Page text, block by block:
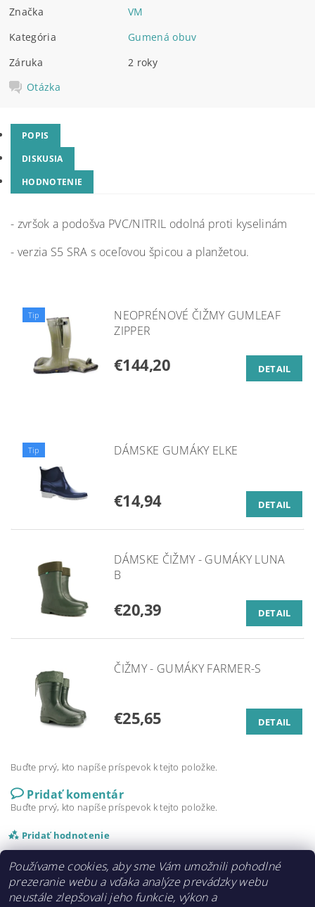
Značka
VM
Kategória
Gumená obuv
Záruka
2 roky
Otázka
POPIS
DISKUSIA
HODNOTENIE
- zvršok a podošva PVC/NITRIL odolná proti kyselinám
- verzia S5 SRA s oceľovou špicou a planžetou.
Tip
NEOPRÉNOVÉ ČIŽMY GUMLEAF
ZIPPER
€144,20 DETAIL
Tip DÁMSKE GUMÁKY ELKE
€14,94 DETAIL
DÁMSKE ČIŽMY - GUMÁKY LUNA
B
€20,39 DETAIL
ČIŽMY - GUMÁKY FARMER-S
€25,65 DETAIL
Buďte prvý, kto napíše príspevok k tejto položke.
Pridať komentár
Buďte prvý, kto napíše príspevok k tejto položke.
Pridať hodnotenie
Používame cookies, aby sme Vám umožnili pohodlné
prezeranie webu a vďaka analýze prevádzky webu
neustále zlepšovali jeho funkcie, výkon a